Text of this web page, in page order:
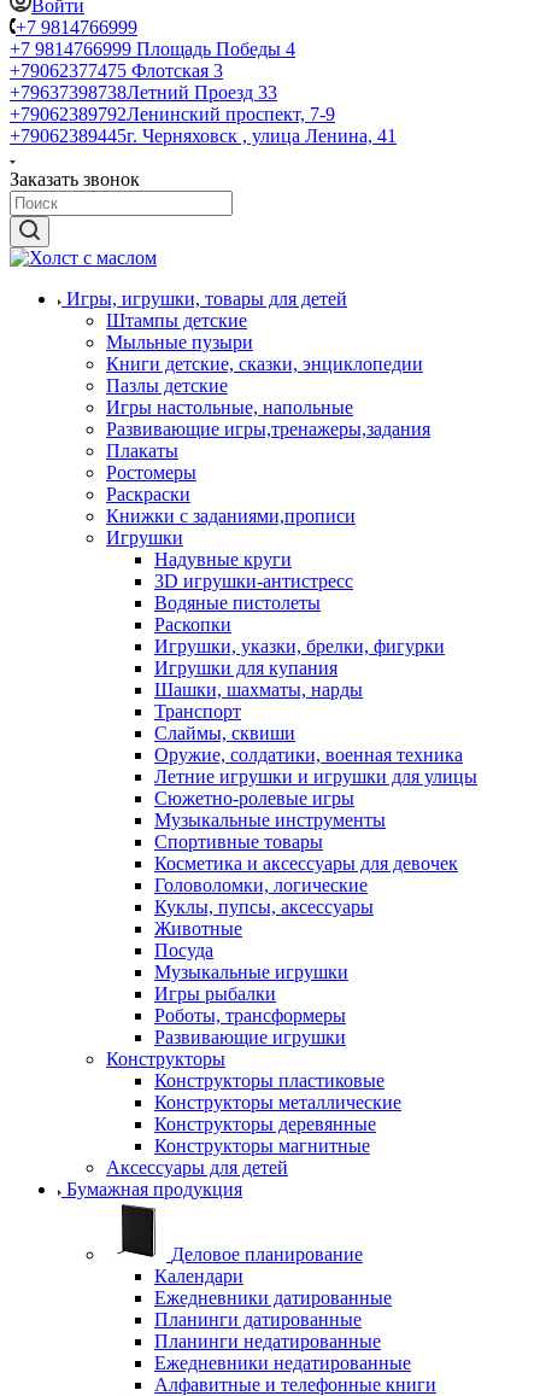
Войти
+7 9814766999
+7 9814766999 Площадь Победы 4
+79062377475 Флотская 3
+79637398738Летний Проезд 33
+79062389792Ленинский проспект, 7-9
+79062389445г. Черняховск , улица Ленина, 41
Заказать звонок
Игры, игрушки, товары для детей
Штампы детские
Мыльные пузыри
Книги детские, сказки, энциклопедии
Пазлы детские
Игры настольные, напольные
Развивающие игры,тренажеры,задания
Плакаты
Ростомеры
Раскраски
Книжки с заданиями,прописи
Игрушки
Надувные круги
3D игрушки-антистресс
Водяные пистолеты
Раскопки
Игрушки, указки, брелки, фигурки
Игрушки для купания
Шашки, шахматы, нарды
Транспорт
Слаймы, сквиши
Оружие, солдатики, военная техника
Летние игрушки и игрушки для улицы
Сюжетно-ролевые игры
Музыкальные инструменты
Спортивные товары
Косметика и аксессуары для девочек
Головоломки, логические
Куклы, пупсы, аксессуары
Животные
Посуда
Музыкальные игрушки
Игры рыбалки
Роботы, трансформеры
Развивающие игрушки
Конструкторы
Конструкторы пластиковые
Конструкторы металлические
Конструкторы деревянные
Конструкторы магнитные
Аксессуары для детей
Бумажная продукция
Деловое планирование
Календари
Ежедневники датированные
Планинги датированные
Планинги недатированные
Ежедневники недатированные
Алфавитные и телефонные книги